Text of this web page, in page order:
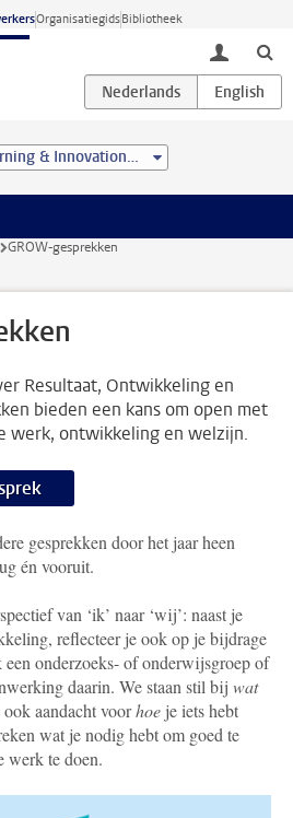
OrganisatiegidsBibliotheek
toggle
Leiden Learning & Innovation Centre
GROW-gesprekken
Resultaat, Ontwikkeling en
bieden een kans om open met
werk, ontwikkeling en welzijn.
gesprekken door het jaar heen
én vooruit.
van ‘ik’ naar ‘wij’: naast je
reflecteer je ook op je bijdrage
een onderzoeks- of onderwijsgroep of
daarin. We staan stil bij wat
ook aandacht voorhoe je iets hebt
wat je nodig hebt om goed te
werk te doen.